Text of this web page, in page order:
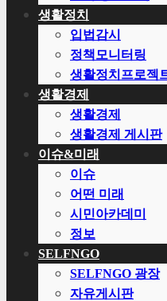
생활정치
입법감시
정책모니터링
생활정치프로젝
생활경제
생활경제
생활경제 게시판
이슈&미래
이슈
어떤 미래
시민아카데미
정보
SELFNGO
SELFNGO 광장
자유게시판